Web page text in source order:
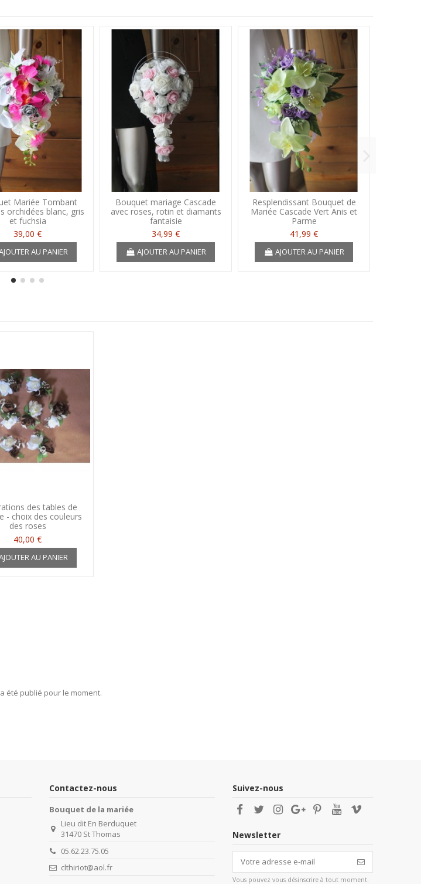
Mariée Tombant
orchidées blanc, gris
et fuchsia
39,00 €
AU PANIER
Bouquet mariage Cascade
avec roses, rotin et diamants
fantaisie
34,99 €
AJOUTER AU PANIER
Resplendissant Bouquet de
Mariée Cascade Vert Anis et
Parme
41,99 €
AJOUTER AU PANIER
des tables de
- choix des couleurs
des roses
40,00 €
AU PANIER
été publié pour le moment.
Contactez-nous
Bouquet de la mariée
Lieu dit En Berduquet
31470 St Thomas
05.62.23.75.05
clthiriot@aol.fr
Suivez-nous
Newsletter
Vous pouvez vous désinscrire à tout moment.